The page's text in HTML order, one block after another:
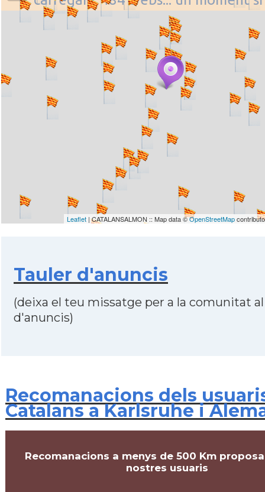
Leaflet | CATALANSALMON :: Map data ©OpenStreetMap
Tauler d'anuncis
(deixa el teu missatge per a la comunitat
d'anuncis)
Recomanacions dels
Catalans a Karlsruhe i
Recomanacions a menys de 500 Km
nostres usuaris